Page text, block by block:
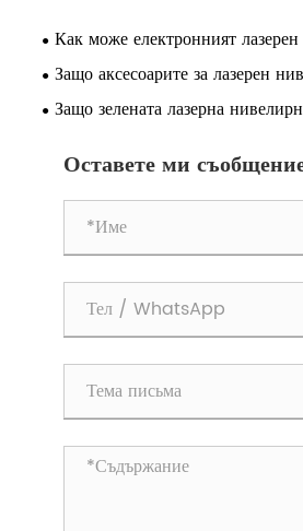
Как може електронният
подобри точността и
проекти
Защо аксесоарите за лазерен
съвременната работа?
Защо зелената лазерна
Оставете ми